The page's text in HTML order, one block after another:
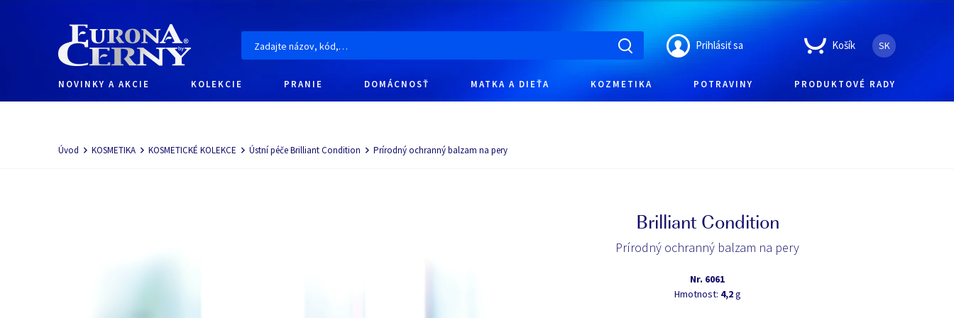
Prihlásiť sa Košík SK
NOVINKY A AKCIE KOLEKCIE PRANIE DOMÁCNOSŤ MATKA A DIEŤA KOZMETIKA POTRAVINY PRODUKTOVÉ RADY
Navigácia
Úvod KOSMETIKA KOSMETICKÉ KOLEKCE Ústní péče Brilliant Condition Prírodný ochranný balzam na pery
Brilliant Condition
Prírodný ochranný balzam na pery
Nr. 6061
Hmotnost: 4,2g